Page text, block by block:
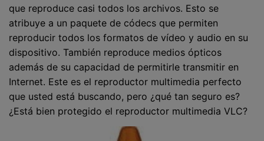
que reproduce casi todos los archivos. Esto se
atribuye a un paquete de códecs que permiten
reproducir todos los formatos de vídeo y audio en su
dispositivo. También reproduce medios ópticos
además de su capacidad de permitirle transmitir en
Internet. Este es el reproductor multimedia perfecto
que usted está buscando, pero ¿qué tan seguro es?
¿Está bien protegido el reproductor multimedia VLC?